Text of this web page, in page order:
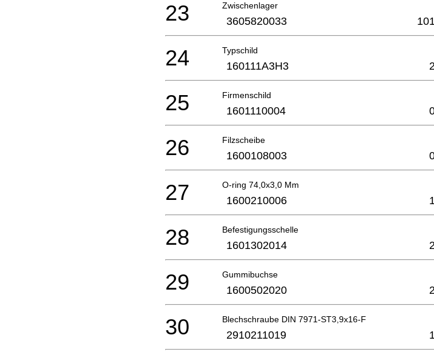
Zwischenlager
23 3605820033
Typschild
24 160111A3H3
Firmenschild
25 1601110004
Filzscheibe
26 1600108003
O-ring 74,0x3,0 Mm
27 1600210006
Befestigungsschelle
28 1601302014
Gummibuchse
29 1600502020
Blechschraube DIN 7971-ST3,9x16-F
30 2910211019